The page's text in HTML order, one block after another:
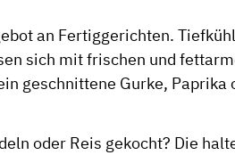
an Fertiggerichten.
sich mit frischen und
geschnittene Gurke, Paprika
oder Reis gekocht? Die